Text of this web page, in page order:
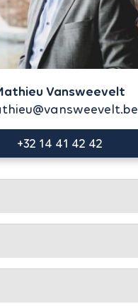
Vansweevelt
+32 14 41 42 42